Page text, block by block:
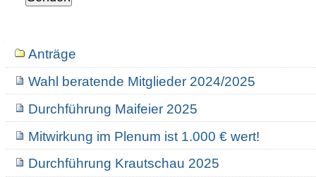
NavigationAnträge
Wahl beratende Mitglieder 2024/2025
Durchführung Maifeier 2025
Mitwirkung im Plenum ist 1.000 € wert!
Durchführung Krautschau 2025